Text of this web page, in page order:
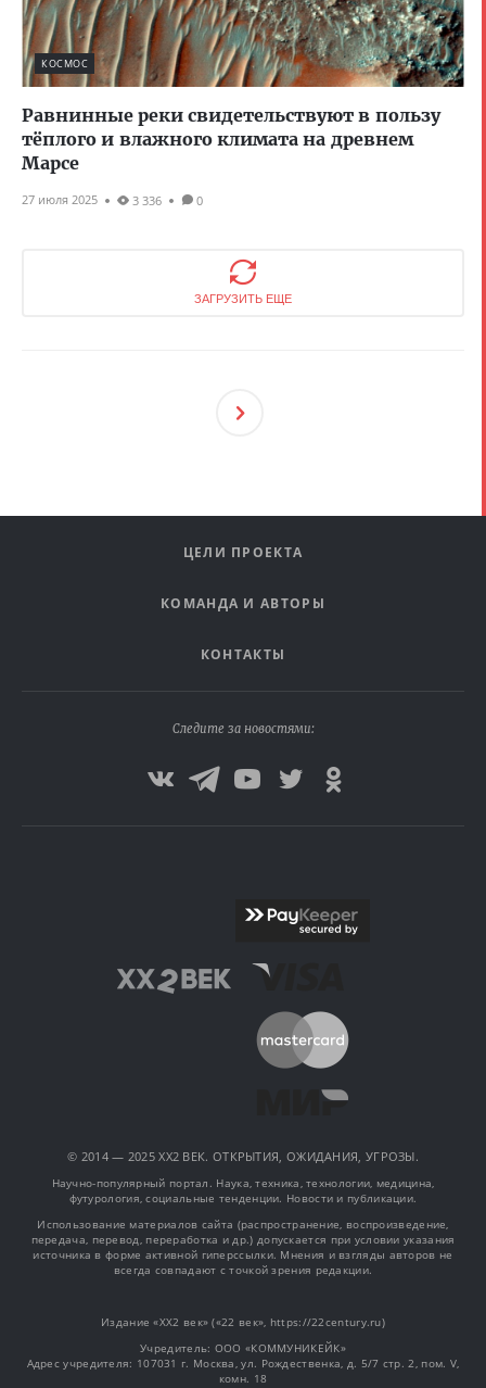
КОСМОС
Равнинные реки свидетельствуют в пользу
тёплого и влажного климата на древнем
Марсе
27 июля 2025 3 336 0
ЗАГРУЗИТЬ ЕЩЕ
Ующ
ЦЕЛИ ПРОЕКТА
КОМАНДА И АВТОРЫ
КОНТАКТЫ
Следите за новостями:
© 2014 — 2025 XX2 ВЕК. ОТКРЫТИЯ, ОЖИДАНИЯ, УГРОЗЫ.
Научно-популярный портал. Наука, техника, технологии, медицина,
футурология, социальные тенденции. Новости и публикации.
Использование материалов сайта (распространение, воспроизведение,
передача, перевод, переработка и др.) допускается при условии указания
источника в форме активной гиперссылки. Мнения и взгляды авторов не
всегда совпадают с точкой зрения редакции.
Издание «XX2 век» («22 век», https://22century.ru)
Учредитель: OOO «КОММУНИКЕЙК»
Адрес учредителя: 107031 г. Москва, ул. Рождественка, д. 5/7 стр. 2, пом. V,
комн. 18